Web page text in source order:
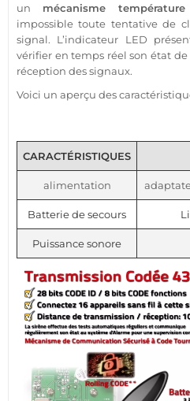
un mécanismetempérature
impossible toute tentative de
signal. L’indicateur LED
vérifier en temps réel son état
réception des signaux.
Voici un aperçu des
CARACTÉRISTIQUES
alimentation
Batterie de secours
Puissance sonore